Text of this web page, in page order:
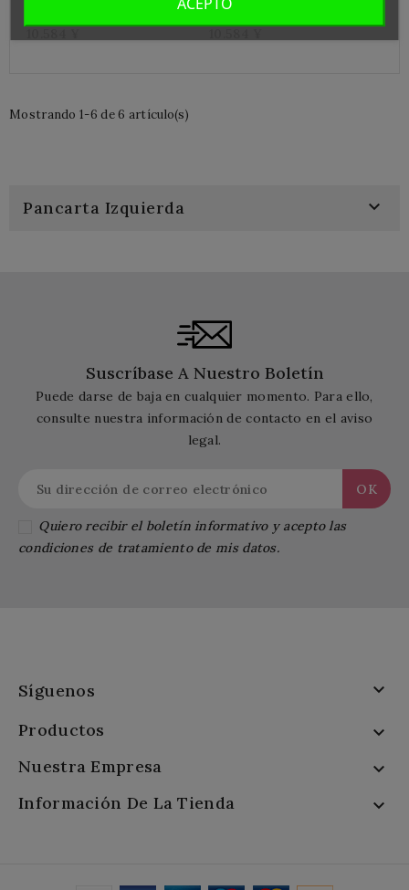
Naginata-Jikishinkage Ryu Naginata-Tendo Ryu
Mostrando 1-6 de 6 artículo(s)
Pancarta Izquierda 
Suscríbase A Nuestro Boletín
Puede darse de baja en cualquier momento. Para ello,
consulte nuestra información de contacto en el aviso
legal.
Quiero recibir el boletín informativo y acepto las
condiciones de tratamiento de mis datos.
Síguenos 
Productos 
Nuestra Empresa 
Información De La Tienda 